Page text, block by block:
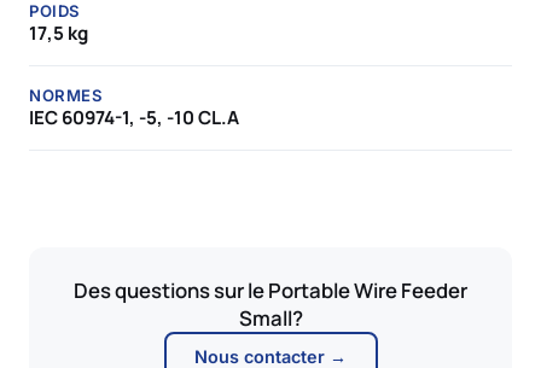
POIDS
17,5 kg
NORMES
IEC 60974-1, -5, -10 CL.A
Des questions sur le Portable Wire Feeder
Small?
Nous contacter →